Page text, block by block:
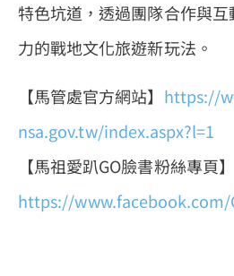
特色坑道，透過團隊合作與
力的戰地文化旅遊新玩法。
【馬管處官方網站】 https://
nsa.gov.tw/index.aspx?l=1
【馬祖愛趴GO臉書粉絲專頁】
https://www.facebook.com/